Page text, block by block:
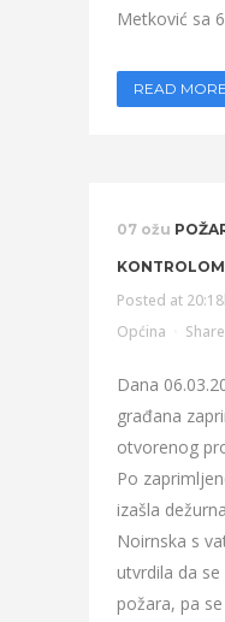
Metković sa
READ MORE
07 ožu
KONTROLOM
Posted at
Općina
Share
Dana
građana
otvorenog
Po
izašla
Noirnska s
utvrdila da
požara, pa